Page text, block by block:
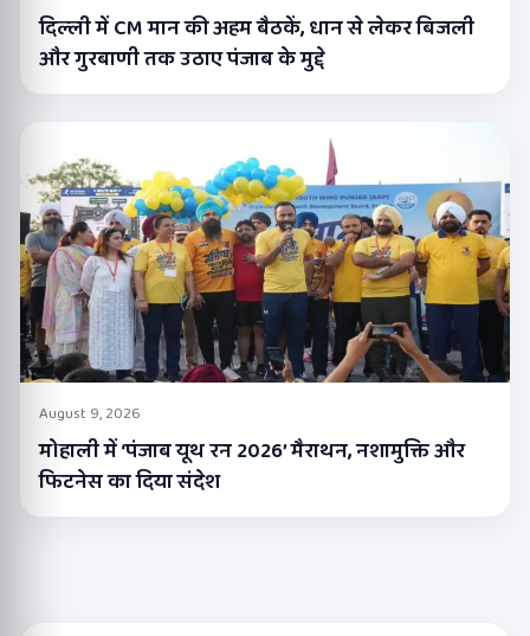
दिल्ली में CM मान की अहम बैठकें, धान से लेकर बिजली
और गुरबाणी तक उठाए पंजाब के मुद्दे
August 9, 2026
मोहाली में ‘पंजाब यूथ रन 2026’ मैराथन, नशामुक्ति और
फिटनेस का दिया संदेश